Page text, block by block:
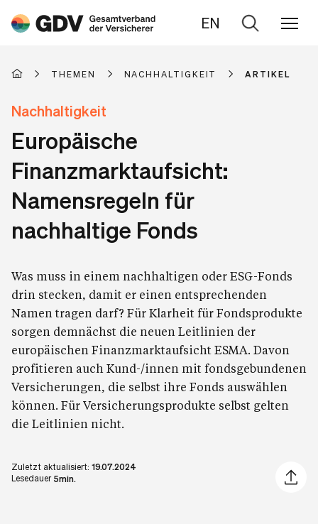
EN
Zur
THEMEN NACHHALTIGKEIT ARTIKEL
Nachhaltigkeit
Europäische
Finanzmarktaufsicht:
Namensregeln für
nachhaltige Fonds
Was muss in einem nachhaltigen oder ESG-Fonds
drin stecken, damit er einen entsprechenden
Namen tragen darf? Für Klarheit für Fondsprodukte
sorgen demnächst die neuen Leitlinien der
europäischen Finanzmarktaufsicht ESMA. Davon
profitieren auch Kund-/innen mit fondsgebundenen
Versicherungen, die selbst ihre Fonds auswählen
können. Für Versicherungsprodukte selbst gelten
die Leitlinien nicht.
Zuletzt aktualisiert: 19.07.2024
Lesedauer 5min.
Artikel